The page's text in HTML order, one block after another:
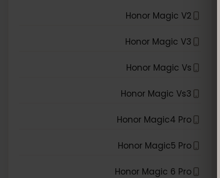
Honor Magic V2
Honor Magic V3
Honor Magic Vs
Honor Magic Vs3
Honor Magic4 Pro
Honor Magic5 Pro
Honor Magic 6 Pro